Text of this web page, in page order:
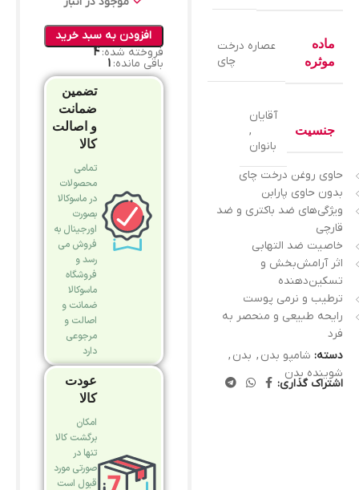
ماده
موثره
عصاره درخت
چای
جنسیت
آقایان
,
بانوان
حاوی روغن درخت چای
بدون حاوی پارابن
ویژگی‌های ضد باکتری و ضد
قارچی
خاصیت ضد التهابی
اثر آرامش‌بخش و
تسکین‌دهنده
ترطیب و نرمی پوست
رایحه طبیعی و منحصر به
فرد
دسته: شامپو بدن , بدن ,
شوینده بدن
اشتراک گذاری:
افزودن به سبد خرید
فروخته شده:4
باقی مانده: 1
تضمین
ضمانت
و اصالت
کالا
تمامی
محصولات
در ماسوکالا
بصورت
اورجینال به
فروش می
رسد و
فروشگاه
ماسوکالا
ضمانت و
اصالت و
مرجوعی
دارد
عودت
کالا
امکان
برگشت کالا
تنها در
صورتی مورد
قبول است